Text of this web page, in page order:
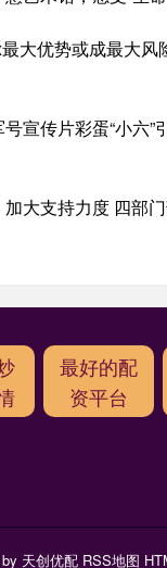
大优势或成最大风
宣传片彩蛋“小六”
大支持力度 四部
最好的配
资平台
天创优配 RSS地图